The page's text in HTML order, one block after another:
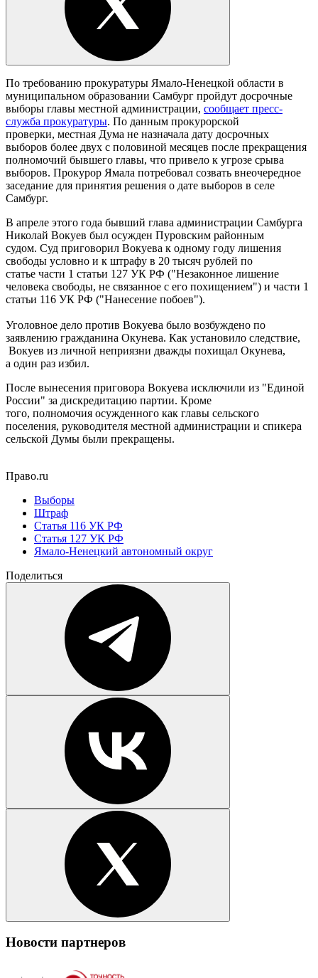
По требованию прокуратуры Ямало-Ненецкой области в
муниципальном образовании Самбург пройдут досрочные
выборы главы местной администрации, сообщает пресс-
служба прокуратуры. По данным прокурорской
проверки, местная Дума не назначала дату досрочных
выборов более двух с половиной месяцев после прекращения
полномочий бывшего главы, что привело к угрозе срыва
выборов. Прокурор Ямала потребовал созвать внеочередное
заседание для принятия решения о дате выборов в селе
Самбург.
В апреле этого года бывший глава администрации Самбурга
Николай Вокуев был осужден Пуровским районным
судом. Суд приговорил Вокуева к одному году лишения
свободы условно и к штрафу в 20 тысяч рублей по
статье части 1 статьи 127 УК РФ ("Незаконное лишение
человека свободы, не связанное с его похищением") и части 1
статьи 116 УК РФ ("Нанесение побоев").
Уголовное дело против Вокуева было возбуждено по
заявлению гражданина Окунева. Как установило следствие,
Вокуев из личной неприязни дважды похищал Окунева,
а один раз избил.
После вынесения приговора Вокуева исключили из "Единой
России" за дискредитацию партии. Кроме
того, полномочия осужденного как главы сельского
поселения, руководителя местной администрации и спикера
сельской Думы были прекращены.
Право.ru
Выборы
Штраф
Статья 116 УК РФ
Статья 127 УК РФ
Ямало-Ненецкий автономный округ
Поделиться
Новости партнеров